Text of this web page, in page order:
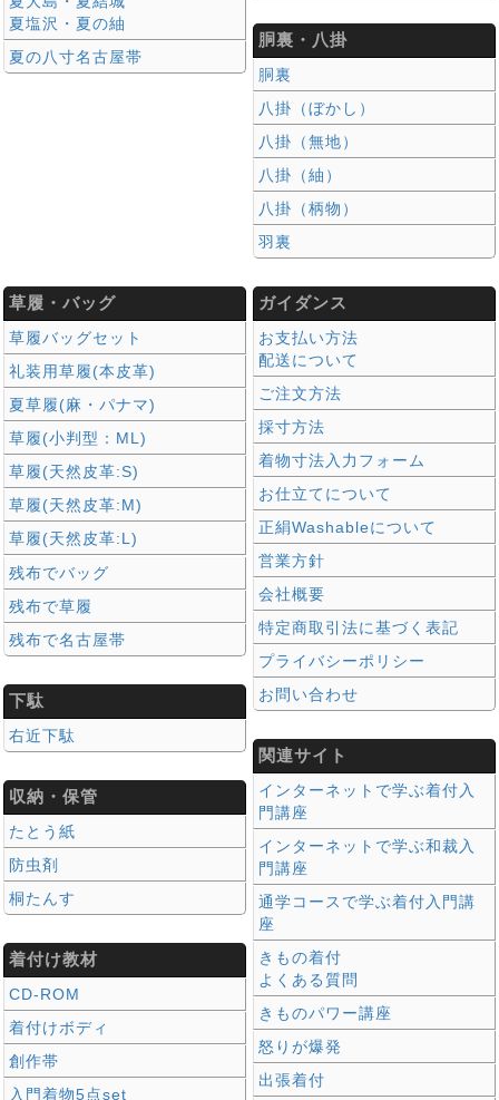
夏塩沢・夏の紬
夏の八寸名古屋帯
胴裏・八掛
胴裏
八掛（ぼかし）
八掛（無地）
八掛（紬）
八掛（柄物）
羽裏
草履・バッグ
草履バッグセット
礼装用草履(本皮革)
夏草履(麻・パナマ)
草履(小判型：ML)
草履(天然皮革:S)
草履(天然皮革:M)
草履(天然皮革:L)
残布でバッグ
残布で草履
残布で名古屋帯
下駄
右近下駄
収納・保管
たとう紙
防虫剤
桐たんす
着付け教材
CD-ROM
着付けボディ
創作帯
入門着物5点set
ガイダンス
お支払い方法
配送について
ご注文方法
採寸方法
着物寸法入力フォーム
お仕立てについて
正絹Washableについて
営業方針
会社概要
特定商取引法に基づく表記
プライバシーポリシー
お問い合わせ
関連サイト
インターネットで学ぶ着付入
門講座
インターネットで学ぶ和裁入
門講座
通学コースで学ぶ着付入門講
座
きもの着付
よくある質問
きものパワー講座
怒りが爆発
出張着付